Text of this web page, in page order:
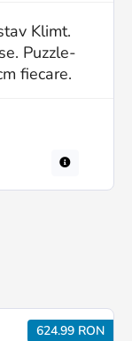
Klimt.
Puzzle-
fiecare.
624.99 RON